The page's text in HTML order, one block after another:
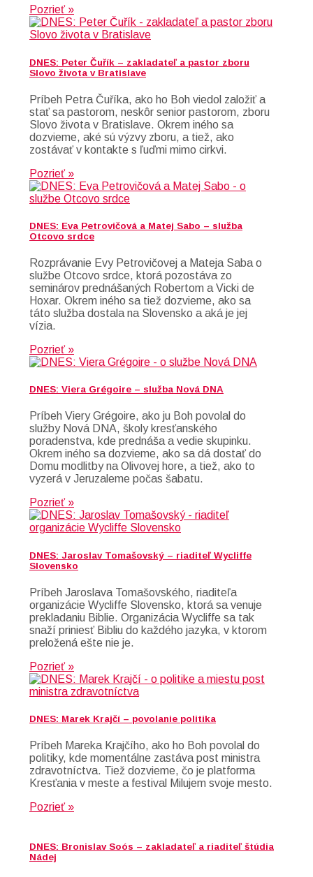
Pozrieť »
DNES: Peter Čuřík – zakladateľ a pastor zboru
Slovo života v Bratislave
Príbeh Petra Čuříka, ako ho Boh viedol založiť a
stať sa pastorom, neskôr senior pastorom, zboru
Slovo života v Bratislave. Okrem iného sa
dozvieme, aké sú výzvy zboru, a tiež, ako
zostávať v kontakte s ľuďmi mimo cirkvi.
Pozrieť »
DNES: Eva Petrovičová a Matej Sabo – služba
Otcovo srdce
Rozprávanie Evy Petrovičovej a Mateja Saba o
službe Otcovo srdce, ktorá pozostáva zo
seminárov prednášaných Robertom a Vicki de
Hoxar. Okrem iného sa tiež dozvieme, ako sa
táto služba dostala na Slovensko a aká je jej
vízia.
Pozrieť »
DNES: Viera Grégoire – služba Nová DNA
Príbeh Viery Grégoire, ako ju Boh povolal do
služby Nová DNA, školy kresťanského
poradenstva, kde prednáša a vedie skupinku.
Okrem iného sa dozvieme, ako sa dá dostať do
Domu modlitby na Olivovej hore, a tiež, ako to
vyzerá v Jeruzaleme počas šabatu.
Pozrieť »
DNES: Jaroslav Tomašovský – riaditeľ Wycliffe
Slovensko
Príbeh Jaroslava Tomašovského, riaditeľa
organizácie Wycliffe Slovensko, ktorá sa venuje
prekladaniu Biblie. Organizácia Wycliffe sa tak
snaží priniesť Bibliu do každého jazyka, v ktorom
preložená ešte nie je.
Pozrieť »
DNES: Marek Krajčí – povolanie politika
Príbeh Mareka Krajčího, ako ho Boh povolal do
politiky, kde momentálne zastáva post ministra
zdravotníctva. Tiež dozvieme, čo je platforma
Kresťania v meste a festival Milujem svoje mesto.
Pozrieť »
DNES: Bronislav Soós – zakladateľ a riaditeľ štúdia
Nádej